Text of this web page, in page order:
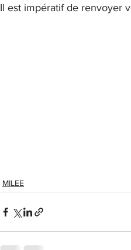
Il est impératif de renvoyer
MILEE